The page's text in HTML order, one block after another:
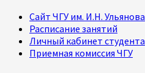
Сайт ЧГУ им. И.Н. Ульянова
Расписание занятий
Личный кабинет студента
Приемная комиссия ЧГУ